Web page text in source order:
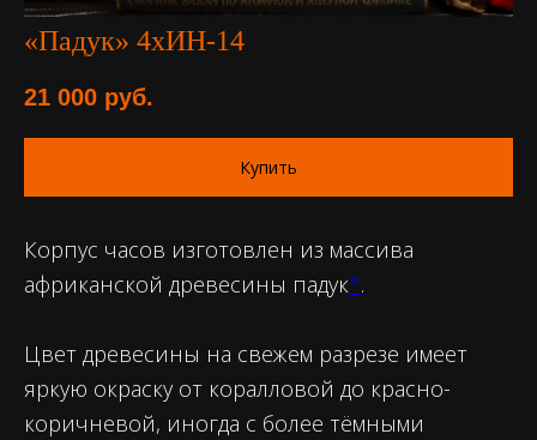
«Падук» 4хИН-14
21 000 руб.
Купить
Корпус часов изготовлен из массива
африканской древесины падук*.
Цвет древесины на свежем разрезе имеет
яркую окраску от коралловой до красно-
коричневой, иногда с более тёмными